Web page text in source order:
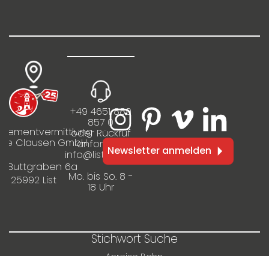
Clausen GmbH
Buttgraben 6a
25992 List
+49 4651 889
857 0
oder Rückruf
anfordern
info@listinfo.de
Mo. bis So. 8 -
18 Uhr
Newsletter anmelden
Stichwort Suche